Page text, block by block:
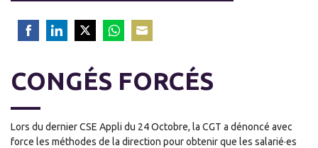
FacebookLinkedInTwitterWhatsApp
Email
CONGÉS FORCÉS
Lors du dernier CSE Appli du 24 Octobre, la CGT a dénoncé avec
force les méthodes de la direction pour obtenir que les salarié·es